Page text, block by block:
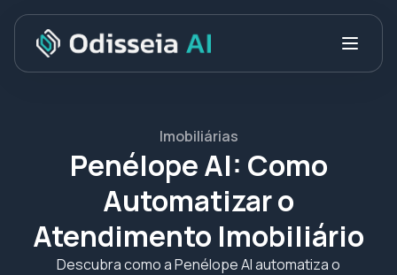
Imobiliárias
Penélope AI: Como
Automatizar o
Atendimento Imobiliário
Descubra como a Penélope AI automatiza o